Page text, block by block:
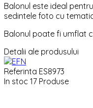
Balonul este ideal
sedintele foto cu
Balonul poate fi umflat
Detalii ale produsului
Referinta ES8973
In stoc 17 Produse